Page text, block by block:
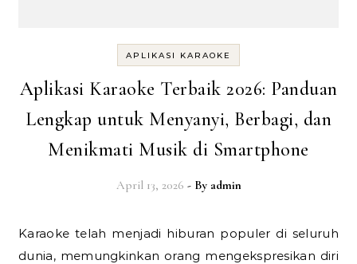
APLIKASI KARAOKE
Aplikasi Karaoke Terbaik 2026: Panduan
Lengkap untuk Menyanyi, Berbagi, dan
Menikmati Musik di Smartphone
April 13, 2026 - By admin
Karaoke telah menjadi hiburan populer di seluruh
dunia, memungkinkan orang mengekspresikan diri